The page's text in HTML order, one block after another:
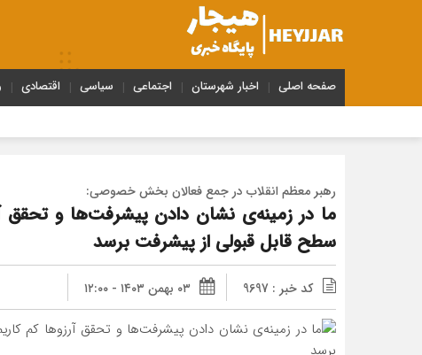
صفحه اصلی اخبار شهرستان اجتماعی سیاسی اقتصادی
رهبر معظم انقلاب در جمع فعالان بخش خصوصی:
ما در زمینه‌ی نشان دادن پیشرفت‌ها و
سطح قابل قبولی از پیشرفت برسد
کد خبر : 9697 ۰۳ بهمن ۱۴۰۳ - ۱۲:۰۰